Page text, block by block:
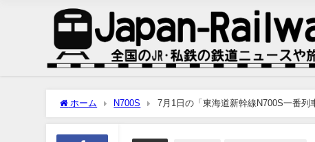
ホーム N700S 7月1日の「東海道新幹線N700S一番